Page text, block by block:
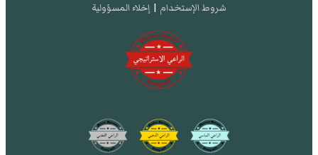
شروط الإستخدام | إخلاء المسؤولية